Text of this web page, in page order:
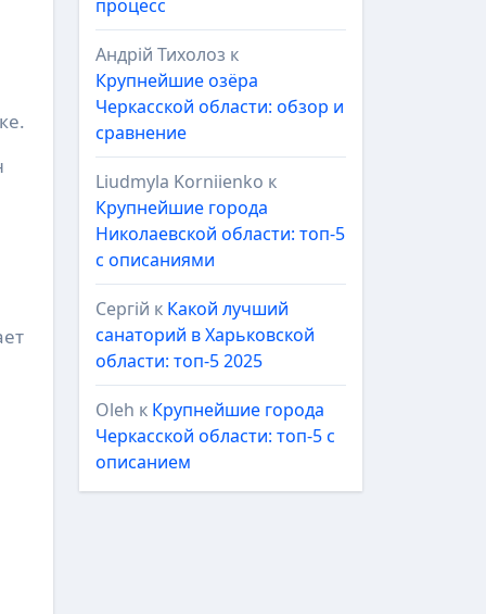
процесс
Андрій Тихолоз к
Крупнейшие озёра
Черкасской области: обзор и
сравнение
Liudmyla Korniienko к
Крупнейшие города
Николаевской области: топ-5
с описаниями
Сергій к Какой лучший
санаторий в Харьковской
области: топ-5 2025
Oleh к Крупнейшие города
Черкасской области: топ-5 с
описанием